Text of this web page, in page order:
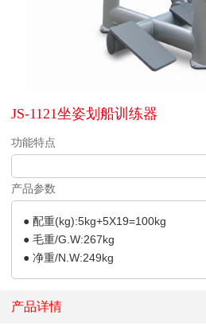
JS-1121坐姿划船训练器
功能特点
产品参数
● 配重(kg):5kg+5X19=100kg
● 毛重/G.W:267kg
● 净重/N.W:249kg
产品详情